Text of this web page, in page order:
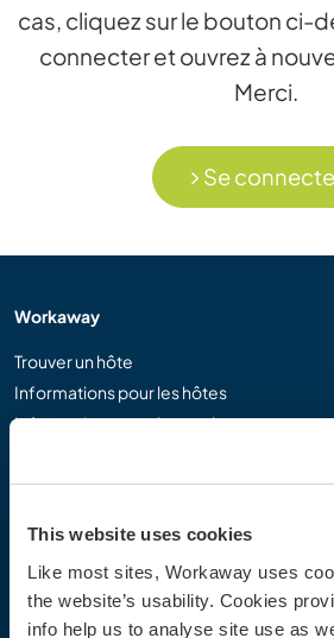
This website uses cookies
Like most sites, Workaway uses
the website’s usability. Cookies
info help us to analyse site use as
cas, cliquez sur le bouton ci-
connecter et ouvrez à
Merci.
Se
Workaway
Trouver un hôte
Informations pour les hôtes
Informations pour les workawayers
S'inscrire comme hôte
Réductions et partenaires